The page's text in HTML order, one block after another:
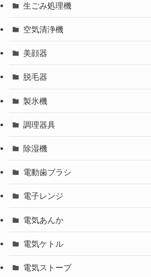
生ごみ処理機
空気清浄機
美顔器
脱毛器
製氷機
調理器具
除湿機
電動歯ブラシ
電子レンジ
電気あんか
電気ケトル
電気ストーブ